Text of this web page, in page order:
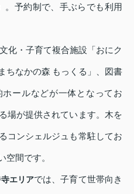
。予約制で、手ぶらでも利用
化・子育て複合施設「おにク
ちなかの森 もっくる」、図書
ールなどが一体となってお
場が提供されています。木を
コンシェルジュも常駐してお
空間です。
エリアでは、子育て世帯向き